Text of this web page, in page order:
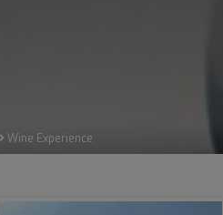
Wine Experience